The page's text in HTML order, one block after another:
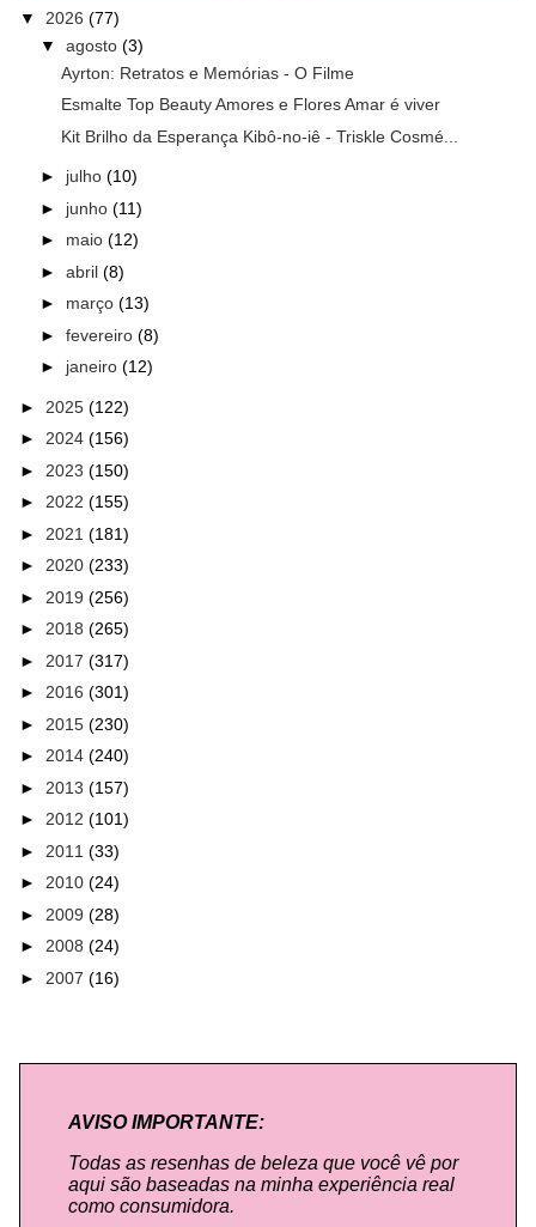
▼ 2026 (77)
▼ agosto (3)
Ayrton: Retratos e Memórias - O Filme
Esmalte Top Beauty Amores e Flores Amar é viver
Kit Brilho da Esperança Kibô-no-iê - Triskle Cosmé...
► julho (10)
► junho (11)
► maio (12)
► abril (8)
► março (13)
► fevereiro (8)
► janeiro (12)
► 2025 (122)
► 2024 (156)
► 2023 (150)
► 2022 (155)
► 2021 (181)
► 2020 (233)
► 2019 (256)
► 2018 (265)
► 2017 (317)
► 2016 (301)
► 2015 (230)
► 2014 (240)
► 2013 (157)
► 2012 (101)
► 2011 (33)
► 2010 (24)
► 2009 (28)
► 2008 (24)
► 2007 (16)
AVISO IMPORTANTE:
Todas as resenhas de beleza que você vê por
aqui são baseadas na minha experiência real
como consumidora.